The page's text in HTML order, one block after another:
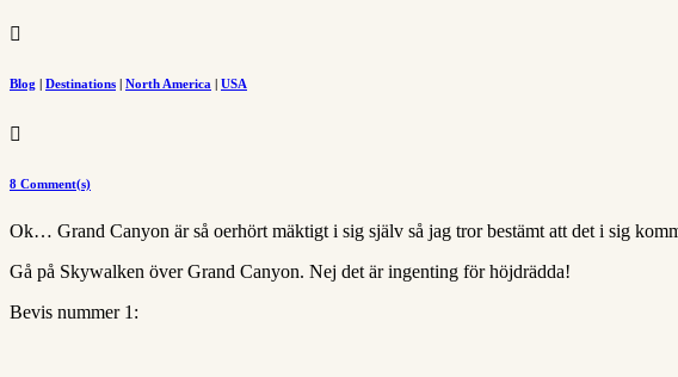

Blog | Destinations | North America | USA

8 Comment(s)
Ok… Grand Canyon är så oerhört mäktigt i sig själv så jag tror bestämt att det i sig
Gå på Skywalken över Grand Canyon. Nej det är ingenting för höjdrädda!
Bevis nummer 1: